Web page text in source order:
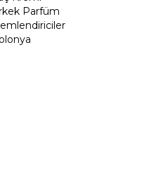
Parfüm